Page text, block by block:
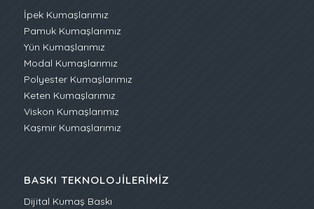
İpek Kumaşlarımız
Pamuk Kumaşlarımız
Yün Kumaşlarımız
Modal Kumaşlarımız
Polyester Kumaşlarımız
Keten Kumaşlarımız
Viskon Kumaşlarımız
Kaşmir Kumaşlarımız
BASKI TEKNOLOJILERIMIZ
Dijital Kumaş Baskı